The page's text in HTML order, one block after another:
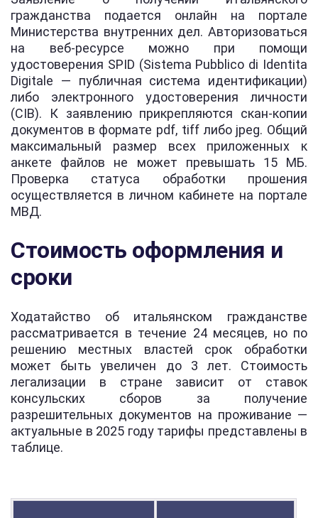
гражданства подается онлайн на портале
Министерства внутренних дел. Авторизоваться
на веб-ресурсе можно при помощи
удостоверения SPID (Sistema Pubblico di Identita
Digitale — публичная система идентификации)
либо электронного удостоверения личности
(CIB). К заявлению прикрепляются скан-копии
документов в формате pdf, tiff либо jpeg. Общий
максимальный размер всех приложенных к
анкете файлов не может превышать 15 МБ.
Проверка статуса обработки прошения
осуществляется в личном кабинете на портале
МВД.
Стоимость оформления и
сроки
Ходатайство об итальянском гражданстве
рассматривается в течение 24 месяцев, но по
решению местных властей срок обработки
может быть увеличен до 3 лет. Стоимость
легализации в стране зависит от ставок
консульских сборов за получение
разрешительных документов на проживание —
актуальные в 2025 году тарифы представлены в
таблице.